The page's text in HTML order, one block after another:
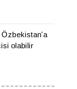
olabilir